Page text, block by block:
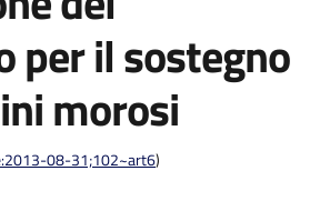
per il sostegno
morosi
08-31;102~art6)